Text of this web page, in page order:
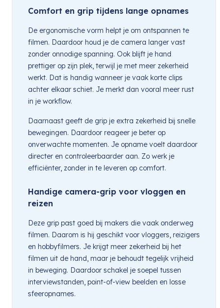
Comfort en grip tijdens lange opnames
De ergonomische vorm helpt je om ontspannen te
filmen. Daardoor houd je de camera langer vast
zonder onnodige spanning. Ook blijft je hand
prettiger op zijn plek, terwijl je met meer zekerheid
werkt. Dat is handig wanneer je vaak korte clips
achter elkaar schiet. Je merkt dan vooral meer rust
in je workflow.
Daarnaast geeft de grip je extra zekerheid bij snelle
bewegingen. Daardoor reageer je beter op
onverwachte momenten. Je opname voelt daardoor
directer en controleerbaarder aan. Zo werk je
efficiënter, zonder in te leveren op comfort.
Handige camera-grip voor vloggen en
reizen
Deze grip past goed bij makers die vaak onderweg
filmen. Daarom is hij geschikt voor vloggers, reizigers
en hobbyfilmers. Je krijgt meer zekerheid bij het
filmen uit de hand, maar je behoudt tegelijk vrijheid
in beweging. Daardoor schakel je soepel tussen
interviewstanden, point-of-view beelden en losse
sfeeropnames.